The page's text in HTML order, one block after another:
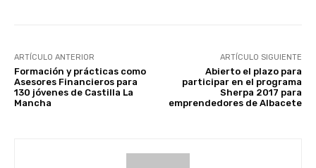
ARTÍCULO ANTERIOR
Formación y prácticas como
Asesores Financieros para
130 jóvenes de Castilla La
Mancha
ARTÍCULO SIGUIENTE
Abierto el plazo para
participar en el programa
Sherpa 2017 para
emprendedores de Albacete